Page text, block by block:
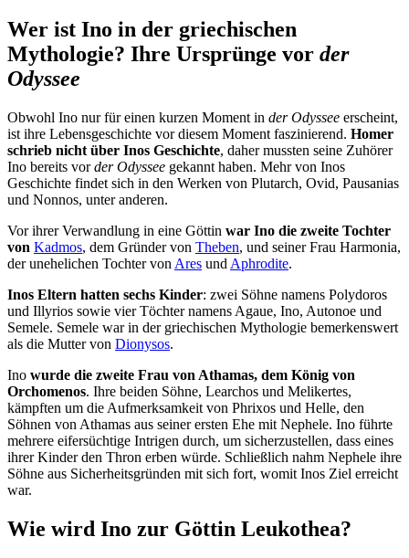
Wer ist Ino in der griechischen
Mythologie? Ihre Ursprünge vor der
Odyssee
Obwohl Ino nur für einen kurzen Moment in der Odyssee erscheint,
ist ihre Lebensgeschichte vor diesem Moment faszinierend. Homer
schrieb nicht über Inos Geschichte, daher mussten seine Zuhörer
Ino bereits vorder Odyssee gekannt haben. Mehr von Inos
Geschichte findet sich in den Werken von Plutarch, Ovid, Pausanias
und Nonnos, unter anderen.
Vor ihrer Verwandlung in eine Göttin war Ino die zweite Tochter
von Kadmos, dem Gründer von Theben, und seiner Frau Harmonia,
der unehelichen Tochter von Ares und Aphrodite.
Inos Eltern hatten sechs Kinder: zwei Söhne namens Polydoros
und Illyrios sowie vier Töchter namens Agaue, Ino, Autonoe und
Semele. Semele war in der griechischen Mythologie bemerkenswert
als die Mutter von Dionysos.
Ino wurde die zweite Frau von Athamas, dem König von
Orchomenos. Ihre beiden Söhne, Learchos und Melikertes,
kämpften um die Aufmerksamkeit von Phrixos und Helle, den
Söhnen von Athamas aus seiner ersten Ehe mit Nephele. Ino führte
mehrere eifersüchtige Intrigen durch, um sicherzustellen, dass eines
ihrer Kinder den Thron erben würde. Schließlich nahm Nephele ihre
Söhne aus Sicherheitsgründen mit sich fort, womit Inos Ziel erreicht
war.
Wie wird Ino zur Göttin Leukothea?